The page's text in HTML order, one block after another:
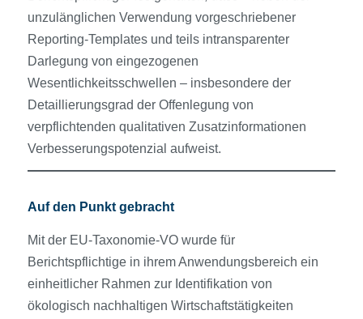
unzulänglichen Verwendung vorgeschriebener
Reporting-Templates und teils intransparenter
Darlegung von eingezogenen
Wesentlichkeitsschwellen – insbesondere der
Detaillierungsgrad der Offenlegung von
verpflichtenden qualitativen Zusatzinformationen
Verbesserungspotenzial aufweist.
Auf den Punkt gebracht
Mit der EU-Taxonomie-VO wurde für
Berichtspflichtige in ihrem Anwendungsbereich ein
einheitlicher Rahmen zur Identifikation von
ökologisch nachhaltigen Wirtschaftstätigkeiten